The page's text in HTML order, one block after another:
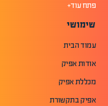
פתח עוד+
שימושי
עמוד הבית
אודות אפיק
מכללת אפיק
אפיק בתקשורת